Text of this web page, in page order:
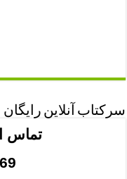
سرکتاب آنلاین رایگان
تماس از 10صبح